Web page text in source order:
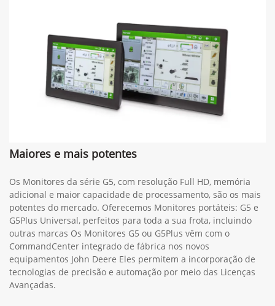
Maiores e mais potentes
Os Monitores da série G5, com resolução Full HD, memória
adicional e maior capacidade de processamento, são os mais
potentes do mercado. Oferecemos Monitores portáteis: G5 e
G5Plus Universal, perfeitos para toda a sua frota, incluindo
outras marcas Os Monitores G5 ou G5Plus vêm com o
CommandCenter integrado de fábrica nos novos
equipamentos John Deere Eles permitem a incorporação de
tecnologias de precisão e automação por meio das Licenças
Avançadas.